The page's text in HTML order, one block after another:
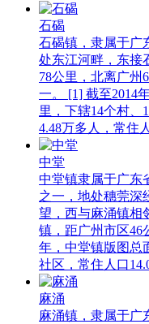
石碣
石碣镇，隶属于广
处东江河畔，东接
78公里，北离广州
一。 [1] 截至2014
里，下辖14个村、
4.48万多人，常住
中堂
中堂镇隶属于广东
之一，地处穗莞深
望，西与麻涌镇相
镇，距广州市区46
年，中堂镇版图总
社区，常住人口
麻涌
麻涌镇，隶属于广